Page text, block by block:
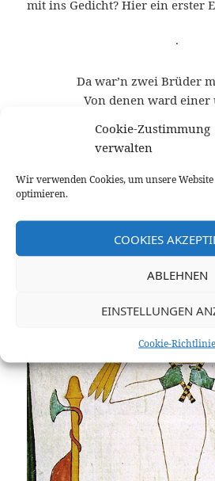
Cookie-Zustimmung
verwalten
Wir verwenden Cookies, um unsere
optimieren.
COOKIES
ABLEHNEN
EINSTELLUNGEN
Cookie-Richtlinie
mit ins Gedicht? Hier ein erster
·
Da war’n zwei Brüder
Von denen ward einer
Der, den mancher
Doch bei Corona hätt’s keinen